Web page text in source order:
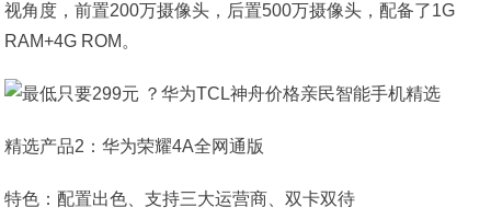
视角度，前置200万摄像头，后置500万摄像头，配备了1G
RAM+4G ROM。
精选产品2：华为荣耀4A全网通版
特色：配置出色、支持三大运营商、双卡双待